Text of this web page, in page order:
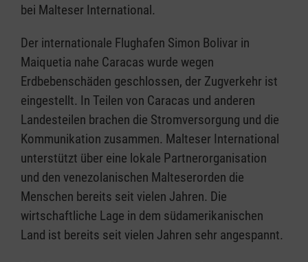
bei Malteser International.
Der internationale Flughafen Simon Bolivar in
Maiquetia nahe Caracas wurde wegen
Erdbebenschäden geschlossen, der Zugverkehr ist
eingestellt. In Teilen von Caracas und anderen
Landesteilen brachen die Stromversorgung und die
Kommunikation zusammen. Malteser International
unterstützt über eine lokale Partnerorganisation
und den venezolanischen Malteserorden die
Menschen bereits seit vielen Jahren. Die
wirtschaftliche Lage in dem südamerikanischen
Land ist bereits seit vielen Jahren sehr angespannt.